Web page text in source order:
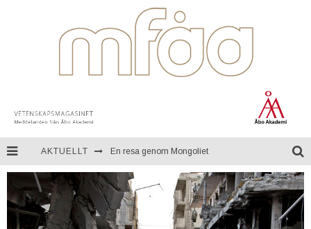
AKTUELLT En resa genom Mongoliet
Teknologi för kontinuerlig övervakning av miljön
Åbo Akademi firar ett fullt sekel